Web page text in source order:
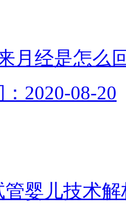
月经是怎么
2020-08-20
管婴儿技术